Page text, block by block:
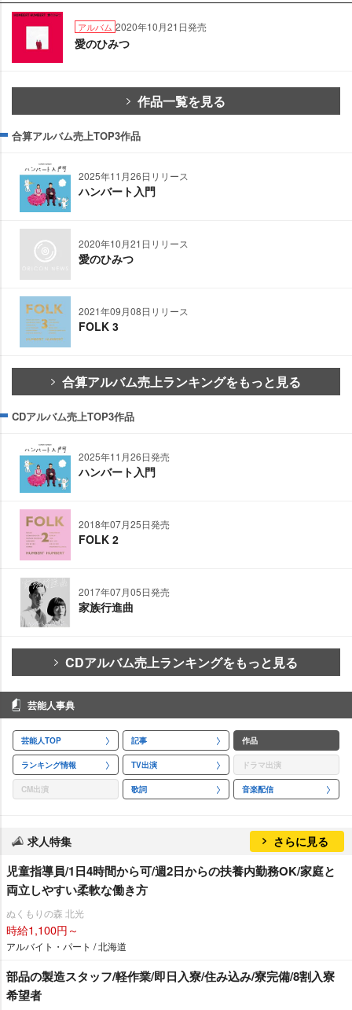
アルバム 2020年10月21日発売
愛のひみつ
作品一覧を見る
合算アルバム売上TOP3作品
2025年11月26日リリース
ハンバート入門
2020年10月21日リリース
愛のひみつ
2021年09月08日リリース
FOLK 3
合算アルバム売上ランキングをもっと見る
CDアルバム売上TOP3作品
2025年11月26日発売
ハンバート入門
2018年07月25日発売
FOLK 2
2017年07月05日発売
家族行進曲
CDアルバム売上ランキングをもっと見る
芸能人事典
芸能人TOP 記事 作品
ランキング情報 TV出演 ドラマ出演
CM出演 歌詞 音楽配信
求人特集 さらに見る
児童指導員/1日4時間から可/週2日からの扶養内勤務OK/家庭と
両立しやすい柔軟な働き方
ぬくもりの森 北光
時給1,100円～
アルバイト・パート / 北海道
部品の製造スタッフ/軽作業/即日入寮/住み込み/寮完備/8割入寮
希望者